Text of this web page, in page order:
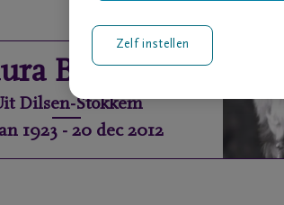
Benuzzi
Dilsen-Stokkem
1923- 20 dec 2012
Zelf instellen